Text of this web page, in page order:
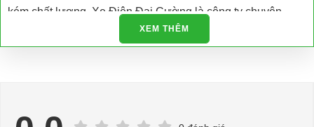
kém chất lượng. Xe Điện Đại Cường là công ty chuyên
nhập khẩu các loại xe điện và phụ tùng xe điện trực tiếp tại
nhà máy sản xuất đảm bảo chất lượng và có giấy tờ được
XEM THÊM